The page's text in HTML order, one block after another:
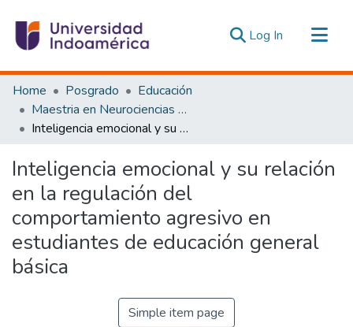
Log In (current)
Communities & Collections
All of DSpace
Statistics
Home Posgrado
Educación
Maestria en Neurociencias y Educación
Inteligencia emocional y su relación en la regulación del comportamiento agresivo en estudiantes de educación general básica
Inteligencia emocional y su relación
en la regulación del
comportamiento agresivo en
estudiantes de educación general
básica
Simple item page